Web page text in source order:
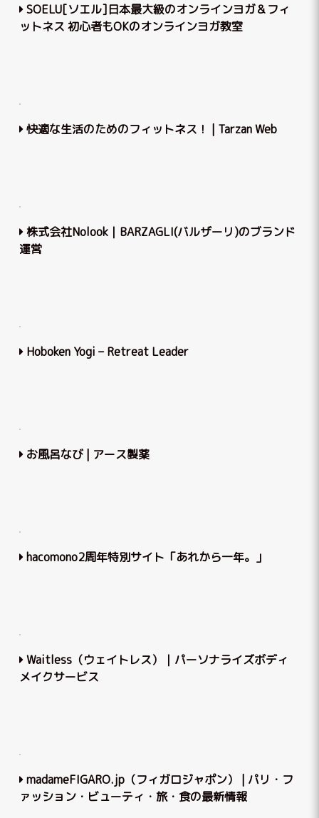
SOELU[ソエル]日本最大級のオンラインヨガ＆フィ
ットネス 初心者もOKのオンラインヨガ教室
快適な生活のためのフィットネス！ | Tarzan Web
株式会社Nolook｜BARZAGLI(バルザーリ)のブランド
運営
Hoboken Yogi – Retreat Leader
お風呂なび | アース製薬
hacomono2周年特別サイト「あれから一年。」
Waitless（ウェイトレス）｜パーソナライズボディ
メイクサービス
madameFIGARO.jp（フィガロジャポン） | パリ・フ
ァッション・ビューティ・旅・食の最新情報